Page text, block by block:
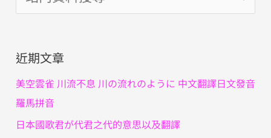
尋
鍵
字
:
近期文章
美空雲雀 川流不息 川の流れのように 中文翻譯日文發音
羅馬拼音
日本國歌君が代君之代的意思以及翻譯